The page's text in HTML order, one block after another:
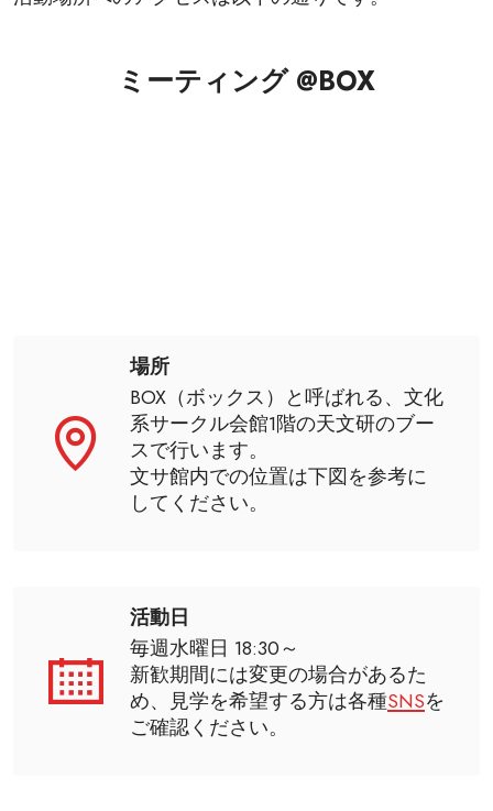
ミーティング @BOX
場所
BOX（ボックス）と呼ばれる、文化
系サークル会館1階の天文研のブー
スで行います。
文サ館内での位置は下図を参考に
してください。
活動日
毎週水曜日 18:30～
新歓期間には変更の場合があるた
め、見学を希望する方は各種SNSを
ご確認ください。